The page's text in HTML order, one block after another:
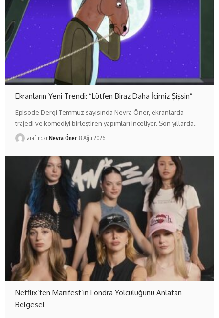
Ekranların Yeni Trendi: “Lütfen Biraz Daha İçimiz Şişsin”
Episode Dergi Temmuz sayısında Nevra Öner, ekranlarda
trajedi ve komediyi birleştiren yapımları inceliyor. Son yıllarda…
TarafındanNevra Öner 8 Ağu 2026
Netflix’ten Manifest’in Londra Yolculuğunu Anlatan
Belgesel